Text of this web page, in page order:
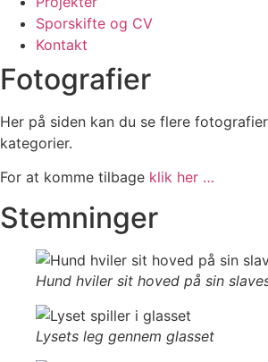
Sporskifte og CV
Kontakt
Fotografier
Her på siden kan du se flere
kategorier.
For at komme tilbage klik her …
Stemninger
Hund hviler sit hoved på sin
Lysets leg gennem glasset